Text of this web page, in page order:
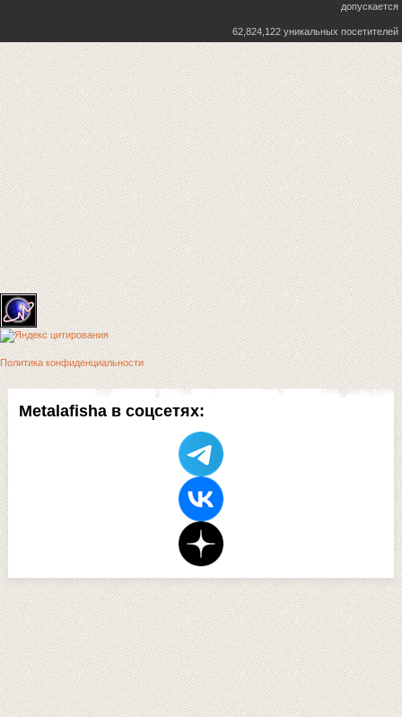
Metalafisha в соцсетях:
допускается
62,824,122 уникальных посетителей
Политика конфиденциальности